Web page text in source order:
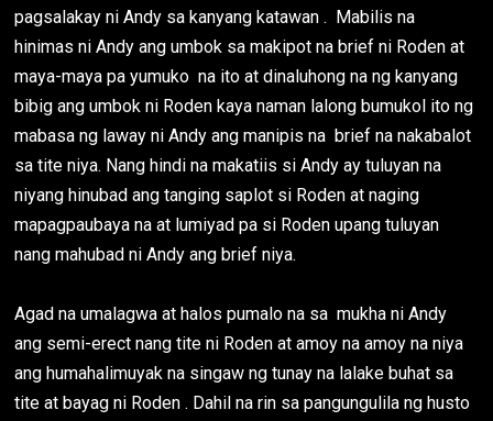
pagsalakay ni Andy sa kanyang katawan . Mabilis na
hinimas ni Andy ang umbok sa makipot na brief ni Roden at
maya-maya pa yumuko na ito at dinaluhong na ng kanyang
bibig ang umbok ni Roden kaya naman lalong bumukol ito ng
mabasa ng laway ni Andy ang manipis na brief na nakabalot
sa tite niya. Nang hindi na makatiis si Andy ay tuluyan na
niyang hinubad ang tanging saplot si Roden at naging
mapagpaubaya na at lumiyad pa si Roden upang tuluyan
nang mahubad ni Andy ang brief niya.
Agad na umalagwa at halos pumalo na sa mukha ni Andy
ang semi-erect nang tite ni Roden at amoy na amoy na niya
ang humahalimuyak na singaw ng tunay na lalake buhat sa
tite at bayag ni Roden . Dahil na rin sa pangungulila ng husto